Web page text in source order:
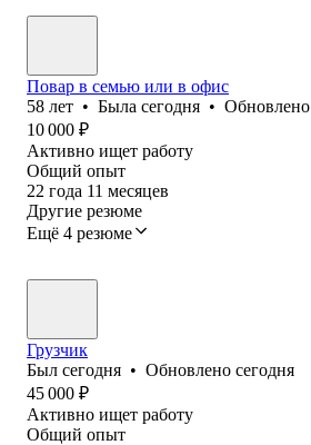
Повар в семью или в офис
58 лет • Была сегодня • Обновлено
10 000 ₽
Активно ищет работу
Общий опыт
22 года 11 месяцев
Другие резюме
Ещё 4 резюме
Грузчик
Был сегодня • Обновлено сегодня
45 000 ₽
Активно ищет работу
Общий опыт